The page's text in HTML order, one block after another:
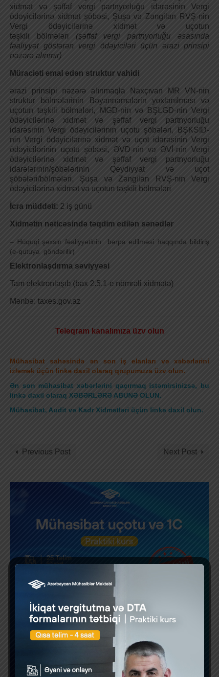
xidmət və şəffaf vergi partnyorluğu idarəsinin Vergi
ödəyicilərinə xidmət şöbəsi, Şuşa və Zəngilan RVŞ-nin
Vergi ödəyicilərinə xidmət və uçotun
təşkili
bölmələri (şəffaf vergi partnyorluğu əsasında
fəaliyyət göstərən vergi ödəyiciləri
üçün ərazi prinsipi
nəzərə alınmır)
Müraciəti emal edən struktur vahidi
ərazi prinsipi nəzərə alınmaqla Naxçıvan MR VN-nin
struktur bölmələrinin Bəyannamələrin yoxlanılması və
uçotun təşkili bölmələri, MGD-nin və BŞLGD-nin Vergi
ödəyicilərinə xidmət və şəffaf vergi partnyorluğu
idarəsinin Vergi ödəyicilərinin uçotu şöbələri, BŞKSİD-
nin Vergi ödəyicilərinə xidmət və uçot idarəsinin Vergi
ödəyicilərinin uçotu şöbəsi, ƏVD-nin və ƏVİ-nin Vergi
ödəyicilərinə xidmət və şəffaf vergi partnyorluğu
idarələrinin/şöbələrinin Qeydiyyat və uçot
şöbələri/bölmələri, Şuşa və Zəngilan RVŞ-nin Vergi
ödəyicilərinə xidmət və uçotun təşkili bölmələri
İcra müddəti: 2 iş günü
Xidmətin nəticəsində təqdim edilən sənədlər
– Hüquqi şəxsin fəaliyyətinin bərpa edilməsi haqqında bildiriş
(e-qutuya göndərilir)
Elektronlaşdırma səviyyəsi
Tam elektronlaşıb (bax 2.5.1-e nömrəli xidmətə)
Mənbə: taxes.gov.az
Teleqram kanalımıza üzv olun
Mühasibat sahəsində ən son iş elanları və xəbərlərini
izləmək üçün linkə daxil olaraq qrupumuza üzv olun.
Ən son mühasibat xəbərlərini qaçırmaq istəmirsinizsə, bu
linkə daxil olaraq XƏBƏRLƏRƏ ABUNƏ OLUN.
Mühasibat, Audit və Kadr Xidmətləri üçün linkə daxil olun.
Previous Post Next Post